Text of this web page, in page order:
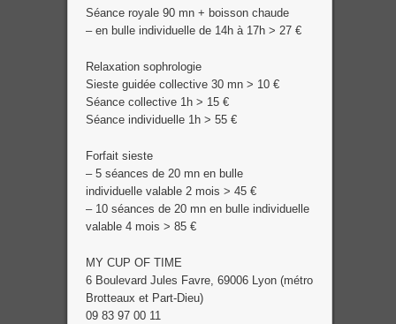
Séance royale 90 mn + boisson chaude
– en bulle individuelle de 14h à 17h > 27 €
Relaxation sophrologie
Sieste guidée collective 30 mn > 10 €
Séance collective 1h > 15 €
Séance individuelle 1h > 55 €
Forfait sieste
– 5 séances de 20 mn en bulle
individuelle valable 2 mois > 45 €
– 10 séances de 20 mn en bulle individuelle
valable 4 mois > 85 €
MY CUP OF TIME
6 Boulevard Jules Favre, 69006 Lyon (métro
Brotteaux et Part-Dieu)
09 83 97 00 11